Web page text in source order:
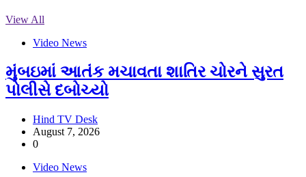
View All
Video News
મુંબઇમાં આતંક મચાવતા શાતિર ચોરને સુરત
પોલીસે દબોચ્યો
Hind TV Desk
August 7, 2026
0
Video News